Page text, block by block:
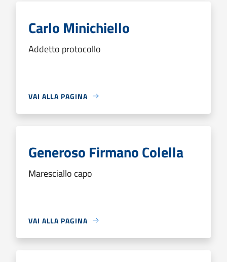
Carlo Minichiello
Addetto protocollo
VAI ALLA PAGINA
Generoso Firmano Colella
Maresciallo capo
VAI ALLA PAGINA